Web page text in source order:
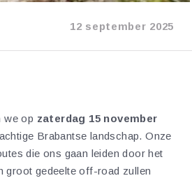
12 september 2025
we op zaterdag 15 november
Brabantse landschap. Onze
die ons gaan leiden door het
groot gedeelte off-road zullen